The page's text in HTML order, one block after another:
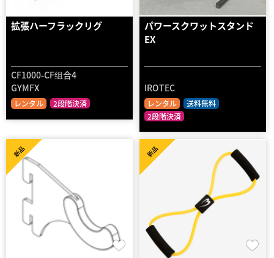
拡張ハーフラックリグ
CF1000-CF组合4
GYMFX
レンタル 2段階決済
パワースクワットスタンド
EX
IROTEC
レンタル
送料無料
2段階決済
新品 新品